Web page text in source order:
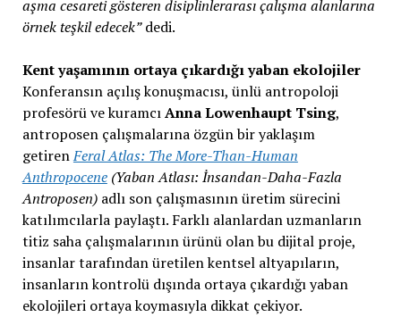
aşma cesareti gösteren disiplinlerarası çalışma alanlarına
örnek teşkil edecek”dedi.
Kent yaşamının ortaya çıkardığı yaban ekolojiler
Konferansın açılış konuşmacısı, ünlü antropoloji
profesörü ve kuramcıAnna Lowenhaupt Tsing,
antroposen çalışmalarına özgün bir yaklaşım
getirenFeral Atlas: The More-Than-Human
Anthropocene (Yaban Atlası: İnsandan-Daha-Fazla
Antroposen)adlı son çalışmasının üretim sürecini
katılımcılarla paylaştı. Farklı alanlardan uzmanların
titiz saha çalışmalarının ürünü olan bu dijital proje,
insanlar tarafından üretilen kentsel altyapıların,
insanların kontrolü dışında ortaya çıkardığı yaban
ekolojileri ortaya koymasıyla dikkat çekiyor.